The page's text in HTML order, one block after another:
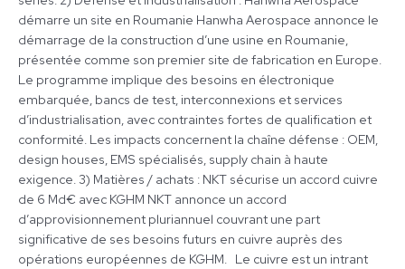
démarre un site en Roumanie Hanwha Aerospace annonce le
démarrage de la construction d’une usine en Roumanie,
présentée comme son premier site de fabrication en Europe.
Le programme implique des besoins en électronique
embarquée, bancs de test, interconnexions et services
d’industrialisation, avec contraintes fortes de qualification et
conformité. Les impacts concernent la chaîne défense : OEM,
design houses, EMS spécialisés, supply chain à haute
exigence. 3) Matières / achats : NKT sécurise un accord cuivre
de 6 Md€ avec KGHM NKT annonce un accord
d’approvisionnement pluriannuel couvrant une part
significative de ses besoins futurs en cuivre auprès des
opérations européennes de KGHM. Le cuivre est un intrant